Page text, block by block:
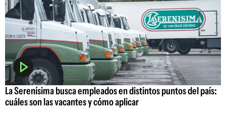
La Serenísima busca empleados en distintos puntos del país:
cuáles son las vacantes y cómo aplicar